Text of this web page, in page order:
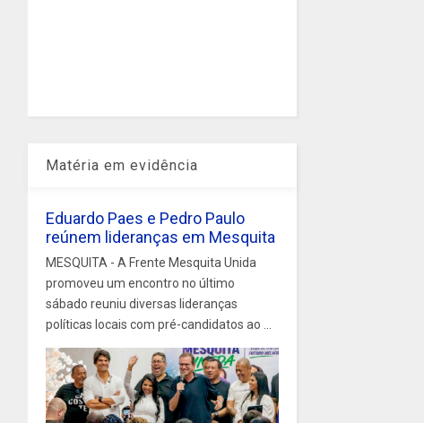
Matéria em evidência
Eduardo Paes e Pedro Paulo
reúnem lideranças em Mesquita
MESQUITA - A Frente Mesquita Unida
promoveu um encontro no último
sábado reuniu diversas lideranças
políticas locais com pré-candidatos ao ...